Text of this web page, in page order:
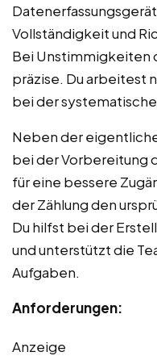
Vollständigkeit und
Bei Unstimmigkeiten
präzise. Du arbeitest
bei der
Neben der
bei der Vorbereitung
für eine bessere
der Zählung den
Du hilfst bei der
und unterstützt die
Aufgaben.
Anforderungen:
Anzeige